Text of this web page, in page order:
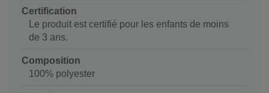
Certification
Le produit est certifié pour les enfants de moins
de 3 ans.
Composition
100% polyester